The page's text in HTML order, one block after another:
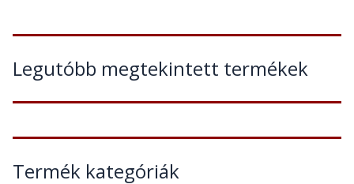
Legutóbb megtekintett termékek
Termék kategóriák